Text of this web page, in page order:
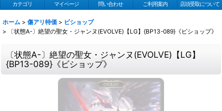
カテゴリ マイページ 問い合わせ ご利用案内 店頭受取について
ホーム > 傷アリ特価 > ビショップ
>
〔状態A-〕絶望の聖女・ジャンヌ(EVOLVE)【LG】{BP13-089}《ビショップ》
〔状態A-〕絶望の聖女・ジャンヌ(EVOLVE)【LG】
{BP13-089}《ビショップ》